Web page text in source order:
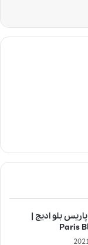
بلو ادیج |
Paris